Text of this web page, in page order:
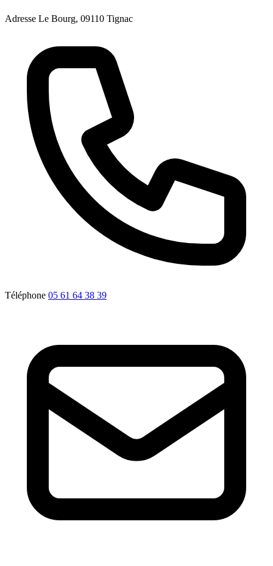
Adresse Le Bourg, 09110 Tignac
Téléphone 05 61 64 38 39